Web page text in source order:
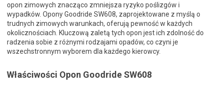
opon zimowych znacząco zmniejsza ryzyko poślizgów i
wypadków. Opony Goodride SW608, zaprojektowane z myślą o
trudnych zimowych warunkach, oferują pewność w każdych
okolicznościach. Kluczową zaletą tych opon jest ich zdolność do
radzenia sobie z różnymi rodzajami opadów, co czyni je
wszechstronnym wyborem dla każdego kierowcy.
Właściwości Opon Goodride SW608